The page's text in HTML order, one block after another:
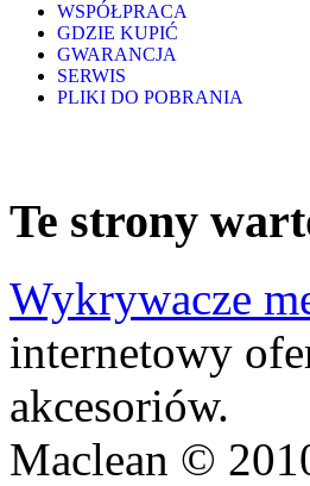
WSPÓŁPRACA
GDZIE KUPIĆ
GWARANCJA
SERWIS
PLIKI DO POBRANIA
Te strony
Wykrywacze
internetowy
akcesoriów.
Maclean ©